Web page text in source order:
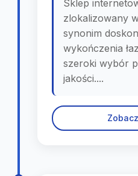
Sklep
zlokalizowany
synonim
wykończenia
szeroki wybór
jakości....